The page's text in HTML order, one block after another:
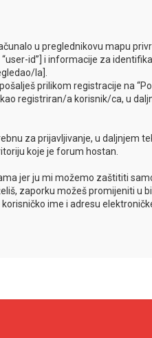
u preglednikovu mapu
id”] i informacije za
la].
prilikom registracije na
registriran/a korisnik/ca, u
za prijavljivanje, u daljnjem
koje je forum hostan.
jer ju mi možemo zaštititi
zaporku možeš promijeniti u
ime i adresu